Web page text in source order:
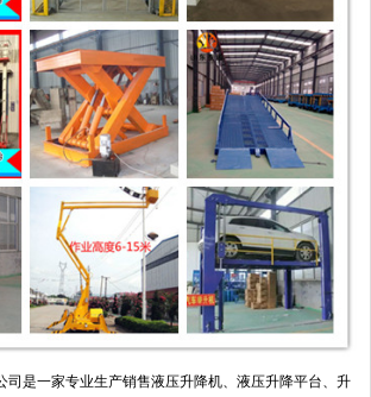
司是一家专业生产销售液压升降机、液压升降平台、升